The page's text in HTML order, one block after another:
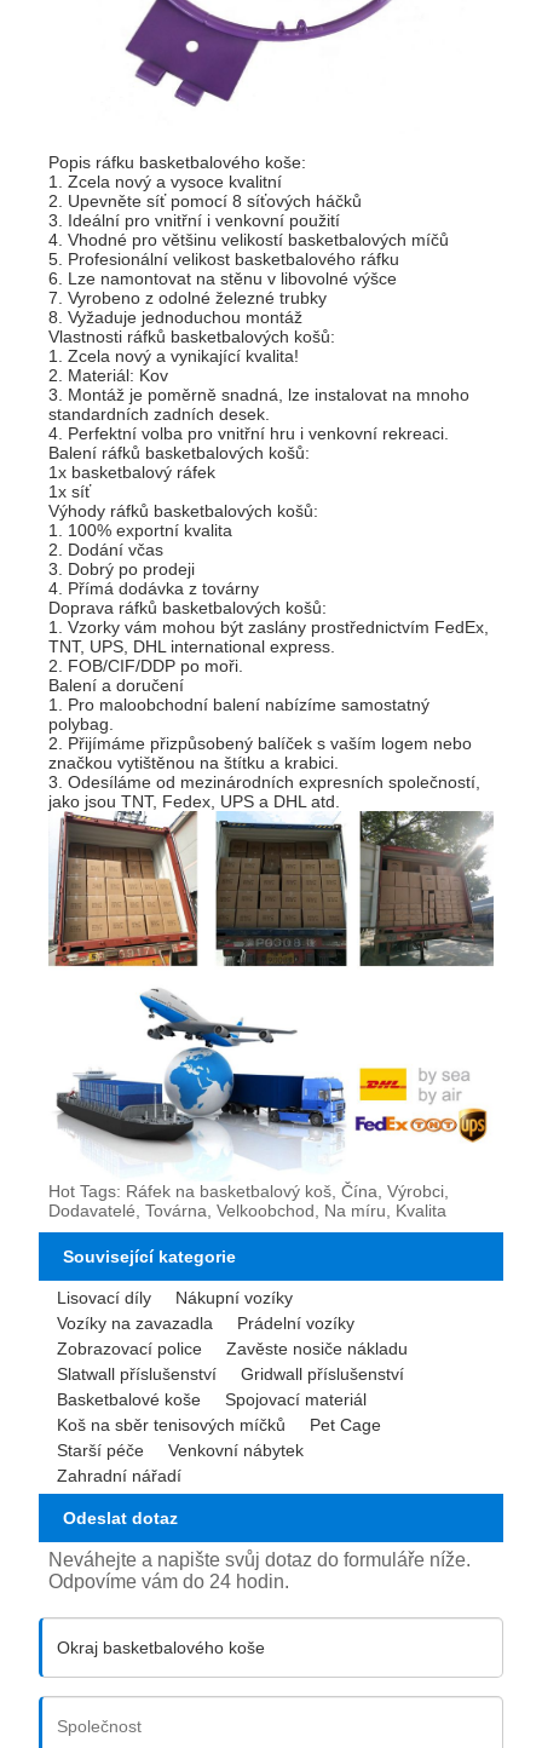
Popis ráfku basketbalového koše:
1. Zcela nový a vysoce kvalitní
2. Upevněte síť pomocí 8 síťových háčků
3. Ideální pro vnitřní i venkovní použití
4. Vhodné pro většinu velikostí basketbalových míčů
5. Profesionální velikost basketbalového ráfku
6. Lze namontovat na stěnu v libovolné výšce
7. Vyrobeno z odolné železné trubky
8. Vyžaduje jednoduchou montáž
Vlastnosti ráfků basketbalových košů:
1. Zcela nový a vynikající kvalita!
2. Materiál: Kov
3. Montáž je poměrně snadná, lze instalovat na mnoho
standardních zadních desek.
4. Perfektní volba pro vnitřní hru i venkovní rekreaci.
Balení ráfků basketbalových košů:
1x basketbalový ráfek
1x síť
Výhody ráfků basketbalových košů:
1. 100% exportní kvalita
2. Dodání včas
3. Dobrý po prodeji
4. Přímá dodávka z továrny
Doprava ráfků basketbalových košů:
1. Vzorky vám mohou být zaslány prostřednictvím FedEx,
TNT, UPS, DHL international express.
2. FOB/CIF/DDP po moři.
Balení a doručení
1. Pro maloobchodní balení nabízíme samostatný
polybag.
2. Přijímáme přizpůsobený balíček s vaším logem nebo
značkou vytištěnou na štítku a krabici.
3. Odesíláme od mezinárodních expresních společností,
jako jsou TNT, Fedex, UPS a DHL atd.
Hot Tags: Ráfek na basketbalový koš, Čína, Výrobci,
Dodavatelé, Továrna, Velkoobchod, Na míru, Kvalita
Související kategorie
Lisovací díly
Nákupní vozíky
Vozíky na zavazadla
Prádelní vozíky
Zobrazovací police
Zavěste nosiče nákladu
Slatwall příslušenství
Gridwall příslušenství
Basketbalové koše
Spojovací materiál
Koš na sběr tenisových míčků
Pet Cage
Starší péče
Venkovní nábytek
Zahradní nářadí
Odeslat dotaz
Neváhejte a napište svůj dotaz do formuláře níže.
Odpovíme vám do 24 hodin.